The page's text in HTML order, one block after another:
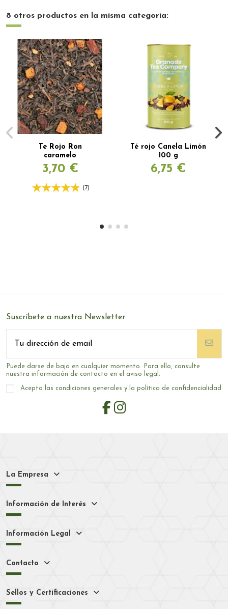
8 otros productos en la misma categoría:
Te Rojo Ron
caramelo
3,70 €
(7)
Té rojo Canela Limón
100 g
6,75 €
Suscríbete a nuestra Newsletter
Puede darse de baja en cualquier momento. Para ello, consulte
nuestra información de contacto en el aviso legal.
Acepto las condiciones generales y la política de confidencialidad
La Empresa
Información de Interés
Información Legal
Contacto
Sellos y Certificaciones